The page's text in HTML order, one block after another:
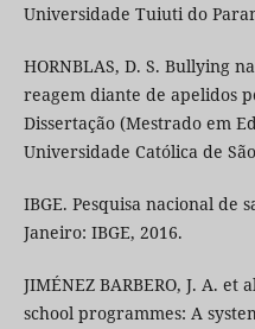
Universidade Tuiuti do
HORNBLAS, D. S. Bullying
reagem diante de apelidos
Dissertação (Mestrado em
Universidade Católica de
IBGE. Pesquisa nacional de
Janeiro: IBGE, 2016.
JIMÉNEZ BARBERO, J. A.
school programmes: A